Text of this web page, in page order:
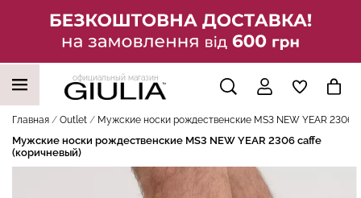
официальный магазин
Главная Outlet Мужские носки рождественские MS3 NEW YEAR 2306
Мужские носки рождественские MS3 NEW YEAR 2306 caffe
(коричневый)
НАШИ ТРЕНДОВЫЕ ТОВАРЫ